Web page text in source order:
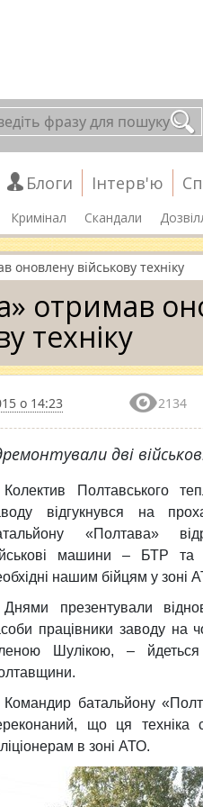
Блоги Інтерв'ю
Кримінал Скандали
оновлену військову техніку
отримав
техніку
о 14:23 2134
дві
Колектив Полтавського
відгукнувся на
«Полтава»
машини – БТР
нашим бійцям у зоні
Днями презентували
працівники заводу на
Шулікою, –
Командир батальйону
що ця техніка
в зоні АТО.